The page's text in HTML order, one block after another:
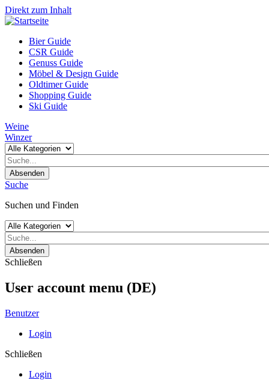
Direkt zum Inhalt
Bier Guide
CSR Guide
Genuss Guide
Möbel & Design Guide
Oldtimer Guide
Shopping Guide
Ski Guide
Weine
Winzer
Absenden
Suche
Suchen und Finden
Absenden
Schließen
User account menu (DE)
Benutzer
Login
Schließen
Login